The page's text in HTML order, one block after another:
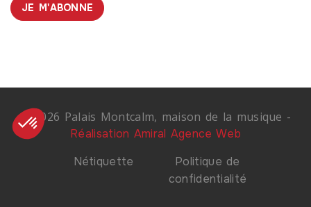
JE M'ABONNE
© 2026 Palais Montcalm, maison de la musique -
Réalisation Amiral Agence Web
Nétiquette
Politique de
confidentialité